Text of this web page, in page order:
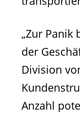
„Zur Panik
der
Division
Anzahl